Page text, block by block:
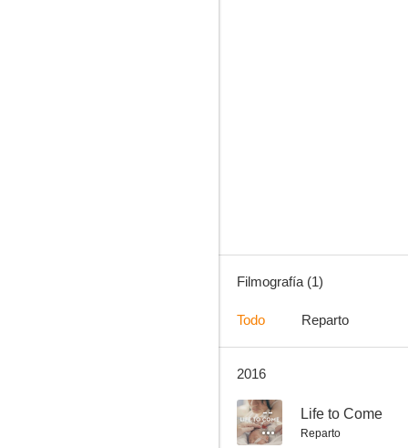
Filmografía (1)
Todo Reparto
2016
-- Life to Come
Reparto